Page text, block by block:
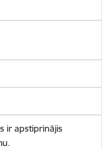
ir apstiprinājis